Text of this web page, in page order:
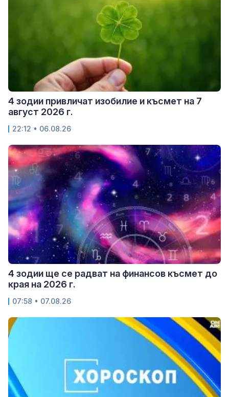
4 зодии привличат изобилие и късмет на 7
август 2026 г.
22:12 • 06.08.26
4 зодии ще се радват на финансов късмет до
края на 2026 г.
07:58 • 07.08.26